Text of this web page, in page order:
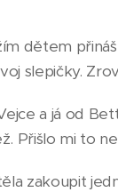
dětem
slepičky.
a já od
Přišlo mi to
zakoupit